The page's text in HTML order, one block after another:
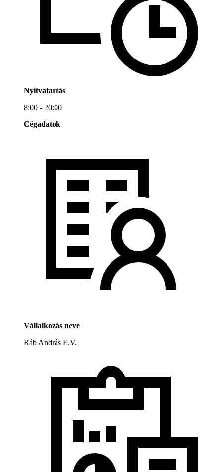
Nyitvatartás
8:00 - 20:00
Cégadatok
Vállalkozás neve
Ráb András E.V.